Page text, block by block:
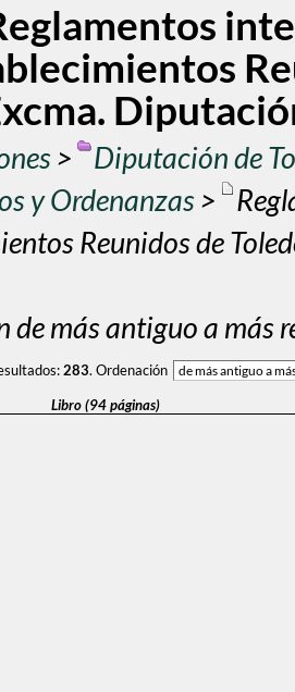
>
Diputación de
y Ordenanzas>
Reunidos de
de más antiguo a más
283. Ordenación
Libro (94 páginas)